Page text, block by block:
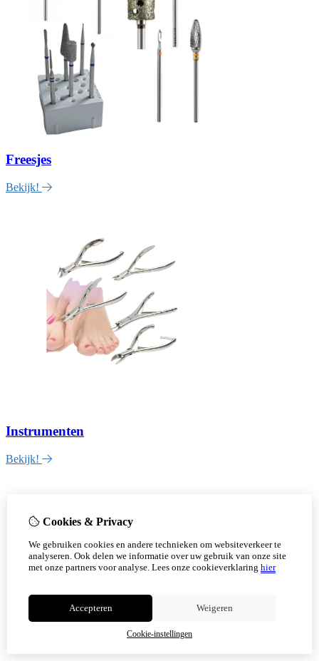
Freesjes
Bekijk!
Instrumenten
Bekijk!
Cookies & Privacy
We gebruiken cookies en andere technieken om websiteverkeer te
analyseren. Ook delen we informatie over uw gebruik van onze site
met onze partners voor analyse. Lees onze cookieverklaring hier
Accepteren Weigeren
Cookie-instellingen